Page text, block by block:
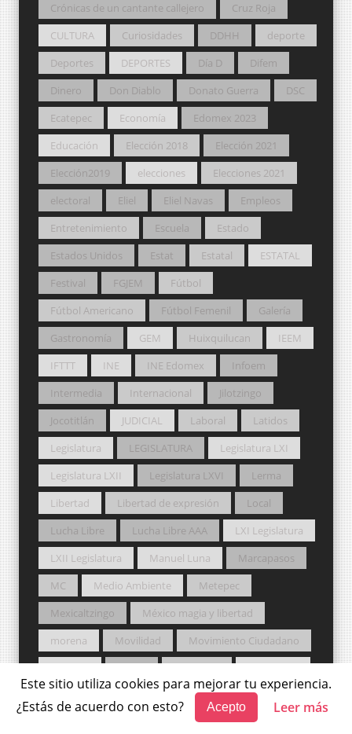
Este sitio utiliza cookies para mejorar tu experiencia.
¿Estás de acuerdo con esto?
Acepto Leer más
Crónicas de un cantante callejero
Cruz Roja
CULTURA
Curiosidades DDHH
deporte
Deportes
DEPORTES Día D
Difem
Dinero
Don Diablo Donato Guerra
DSC
Ecatepec
Economía
Edomex 2023
Educación
Elección 2018
Elección 2021
Elección2019
elecciones
Elecciones 2021
electoral
Eliel Eliel Navas
Empleos
Entretenimiento
Escuela
Estado
Estados Unidos
Estat Estatal
ESTATAL
Festival
FGJEM
Fútbol
Fútbol Americano
Fútbol Femenil
Galería
Gastronomía
GEM Huixquilucan
IEEM
IFTTT
INE INE Edomex
Infoem
Intermedia
Internacional
Jilotzingo
Jocotitlán
JUDICIAL Laboral
Latidos
Legislatura
LEGISLATURA
Legislatura LXI
Legislatura LXII
Legislatura LXVI
Lerma
Libertad
Libertad de expresión
Local
Lucha Libre
Lucha Libre AAA
LXI Legislatura
LXII Legislatura
Manuel Luna
Marcapasos
MC
Medio Ambiente
Metepec
Mexicaltzingo
México magia y libertad
morena
Movilidad
Movimiento Ciudadano
MUNDO
munic Municipio
Municipios
NACIONAL
NAEM
Ocoyoacac